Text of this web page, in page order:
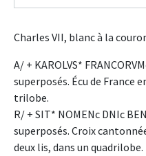
Charles VII, blanc à la
A/ + KAROLVS*
superposés. Écu de France
trilobe.
R/ + SIT* NOMENc DNIc
superposés. Croix
deux lis, dans un quadrilobe.